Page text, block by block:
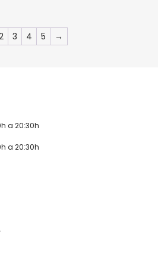
3 4 5 →
a 20:30h
a 20:30h